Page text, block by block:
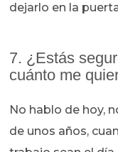
dejarlo en la
7. ¿Estás
cuánto me
No hablo de hoy,
de unos años,